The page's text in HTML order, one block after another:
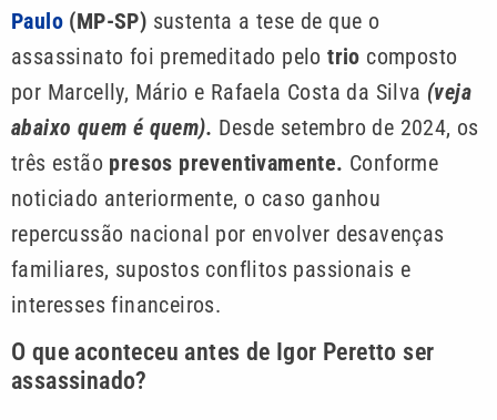
Paulo (MP-SP) sustenta a tese de que o
assassinato foi premeditado pelotrio composto
por Marcelly, Mário e Rafaela Costa da Silva (veja
abaixo quem é quem). Desde setembro de 2024, os
três estão presos preventivamente. Conforme
noticiado anteriormente, o caso ganhou
repercussão nacional por envolver desavenças
familiares, supostos conflitos passionais e
interesses financeiros.
O que aconteceu antes de Igor Peretto ser
assassinado?